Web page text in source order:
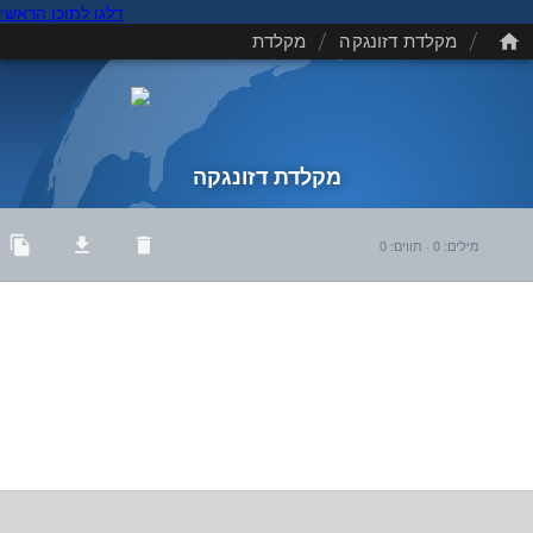
דלגו לתוכן הראשי
/ מקלדת דזונגקה / מקלדת
מקלדת דזונגקה
מילים:
0
· תווים:
0